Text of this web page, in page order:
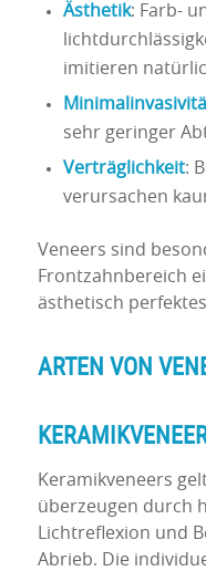
Ästhetik: Farb-
imitieren
sehr geringer
Verträglichkeit:
verursachen
Veneers sind
Frontzahnbereich
ästhetisch
ARTEN VON
Keramikveneers
überzeugen durch
Lichtreflexion und
Abrieb. Die